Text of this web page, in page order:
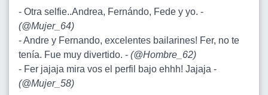
- Otra selfie..Andrea, Fernándo, Fede y yo. -
(@Mujer_64)
- Andre y Fernando, excelentes bailarines! Fer, no te
tenía. Fue muy divertido. - (@Hombre_62)
- Fer jajaja mira vos el perfil bajo ehhh! Jajaja -
(@Mujer_58)